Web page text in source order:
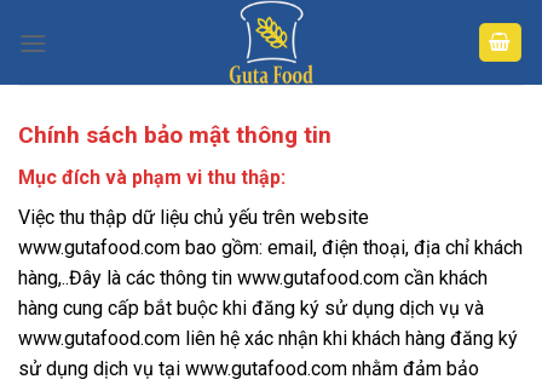
Chính sách bảo mật thông tin
Mục đích và phạm vi thu thập:
Việc thu thập dữ liệu chủ yếu trên website
www.gutafood.com bao gồm: email, điện thoại, địa chỉ khách
hàng,..Đây là các thông tin www.gutafood.com cần khách
hàng cung cấp bắt buộc khi đăng ký sử dụng dịch vụ và
www.gutafood.com liên hệ xác nhận khi khách hàng đăng ký
sử dụng dịch vụ tại www.gutafood.com nhằm đảm bảo